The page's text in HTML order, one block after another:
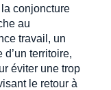
conjoncture
au
travail, un
territoire,
éviter une trop
le retour à